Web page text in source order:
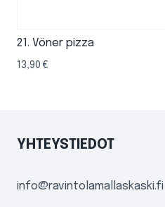
21. Vöner pizza
13,90 €
YHTEYSTIEDOT
info@ravintolamallaskaski.fi